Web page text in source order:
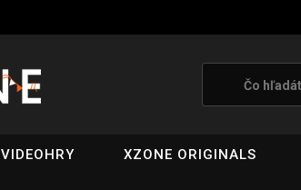
VIDEOHRY XZONE ORIGINALS